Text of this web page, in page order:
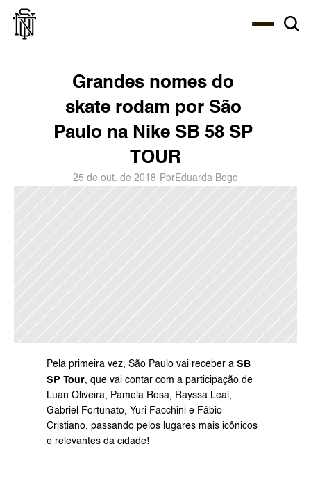
Grandes nomes do
skate rodam por São
Paulo na Nike SB 58 SP
TOUR
25 de out. de 2018- PorEduarda Bogo
Pela primeira vez, São Paulo vai receber a SB
SP Tour
, que vai contar com a participação de
Luan Oliveira, Pamela Rosa, Rayssa Leal ,
Gabriel Fortunato, Yuri Facchini e Fábio
Cristiano, passando pelos lugares mais icônicos
e relevantes da cidade!